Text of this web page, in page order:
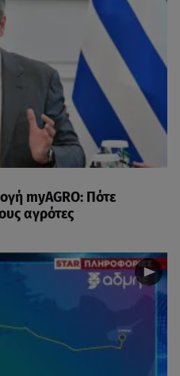
myAGRO: Πότε
αγρότες